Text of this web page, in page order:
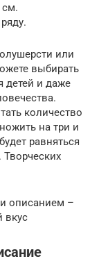
см.
или
выбирать
детей и даже
количество
на три и
равняться
описанием –
вкус